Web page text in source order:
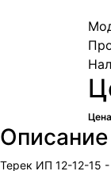
Описание
Терек ИП 12-12-15 -